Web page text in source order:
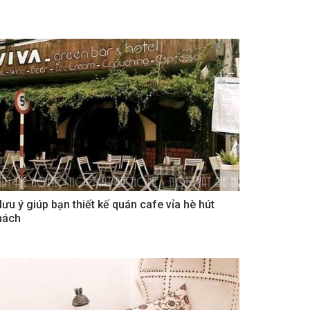
ý giúp bạn thiết kế quán cafe vỉa hè hút